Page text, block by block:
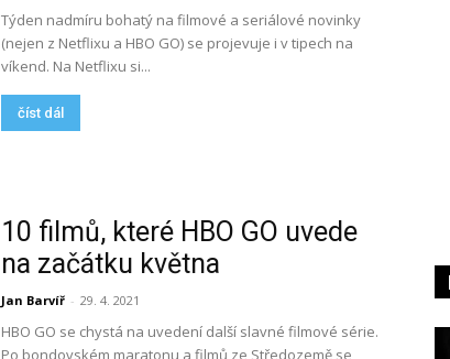
Týden nadmíru bohatý na filmové a seriálové novinky
(nejen z Netflixu a HBO GO) se projevuje i v tipech na
víkend. Na Netflixu si...
číst dál
10 filmů, které HBO GO uvede
na začátku května
Jan Barvíř - 29. 4. 2021
HBO GO se chystá na uvedení další slavné filmové série.
Po bondovském maratonu a filmů ze Středozemě se